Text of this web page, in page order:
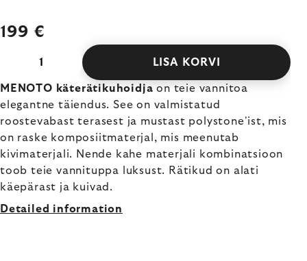
199 €
LISA KORVI
MENOTO käterätikuhoidja on teie vannitoa
elegantne täiendus. See on valmistatud
roostevabast terasest ja mustast polystone'ist, mis
on raske komposiitmaterjal, mis meenutab
kivimaterjali. Nende kahe materjali kombinatsioon
toob teie vannituppa luksust. Rätikud on alati
käepärast ja kuivad.
Detailed information